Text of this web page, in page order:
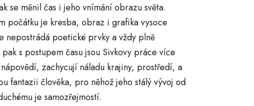
se měnil čas i jeho vnímání obrazu světa.
počátku je kresba, obraz i grafika vysoce
nepostrádá poetické prvky a vždy plně
s postupem času jsou Sivkovy práce více
zachycují náladu krajiny, prostředí, a
fantazii člověka, pro něhož jeho stálý vývoj od
je samozřejmostí.